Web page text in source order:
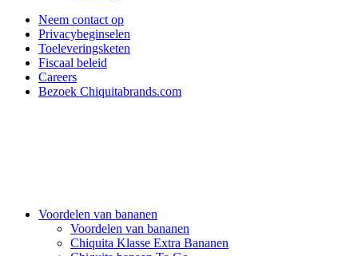
Neem contact op
Privacybeginselen
Toeleveringsketen
Fiscaal beleid
Careers
Bezoek Chiquitabrands.com
Voordelen van bananen
Voordelen van bananen
Chiquita Klasse Extra Bananen